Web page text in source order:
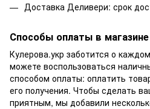
Доставка Деливери: срок
Способы оплаты в
Кулерова.укр заботится о
можете воспользоваться
способом оплаты: оплатить
его получения. Чтобы сделать
приятным, мы добавили